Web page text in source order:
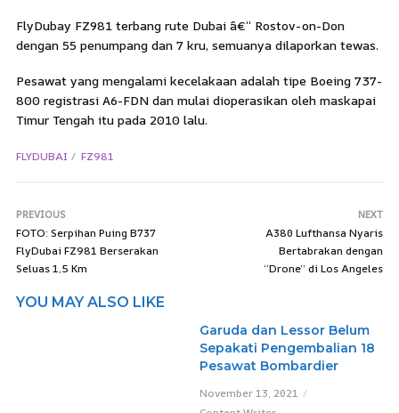
FlyDubay FZ981 terbang rute Dubai â€“ Rostov-on-Don
dengan 55 penumpang dan 7 kru, semuanya dilaporkan tewas.
Pesawat yang mengalami kecelakaan adalah tipe Boeing 737-
800 registrasi A6-FDN dan mulai dioperasikan oleh maskapai
Timur Tengah itu pada 2010 lalu.
FLYDUBAI FZ981
PREVIOUS
FOTO: Serpihan Puing B737
FlyDubai FZ981 Berserakan
Seluas 1,5 Km
NEXT
A380 Lufthansa Nyaris
Bertabrakan dengan
“Drone” di Los Angeles
YOU MAY ALSO LIKE
Garuda dan Lessor Belum
Sepakati Pengembalian 18
Pesawat Bombardier
November 13, 2021